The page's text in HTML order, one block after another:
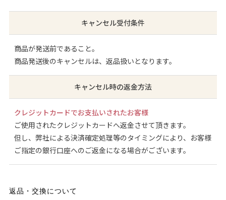
キャンセル受付条件
商品が発送前であること。
商品発送後のキャンセルは、返品扱いとなります。
キャンセル時の返金方法
クレジットカードでお支払いされたお客様
ご使用されたクレジットカードへ返金させて頂きます。
但し、弊社による決済確定処理等のタイミングにより、お客様
ご指定の銀行口座へのご返金になる場合がございます。
返品・交換について